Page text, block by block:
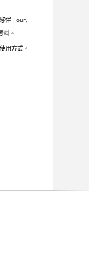
伴 Four,
料。
用方式。